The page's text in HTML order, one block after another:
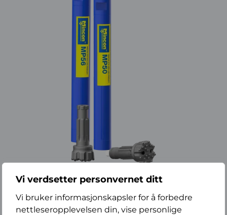
Vi verdsetter personvernet ditt
Vi bruker informasjonskapsler for å forbedre
nettleseropplevelsen din, vise personlige
5-TOMMERS DTH-HAMMERE